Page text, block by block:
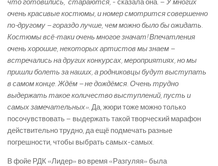
что готовились, стараются, -­ сказала она. – У многих
очень красивые костюмы, и номер смотрится совершенно
по-­другому – гораздо лучше, чем можно было бы ожидать.
Костюмы всё­-таки очень многое значат! Впечатления
очень хорошие, некоторых артистов мы знаем –
встречались на других конкурсах, мероприятиях, но мы
пришли болеть за наших, а родниковцы будут выступать
в самом конце. Ждём – не дождёмся. Очень трудно
выдержать такое количество выступлений, пусть и
самых замечательных». Да, жюри тоже можно только
посочувствовать – выдержать такой творческий марафон
действительно трудно, да ещё подмечать разные
погрешности, чтобы выбрать самых­-самых.
В фойе РДК «Лидер» во время «Разгуляя» была